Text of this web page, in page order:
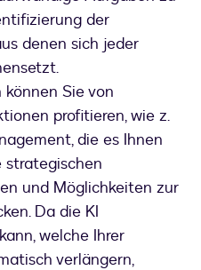
der
denen sich jeder
Sie von
profitieren, wie z.
die es Ihnen
strategischen
und Möglichkeiten zur
Da die KI
welche Ihrer
verlängern,